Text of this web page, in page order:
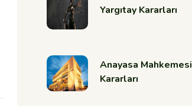
Yargıtay Kararları
Anayasa Mahkemesi
Kararları